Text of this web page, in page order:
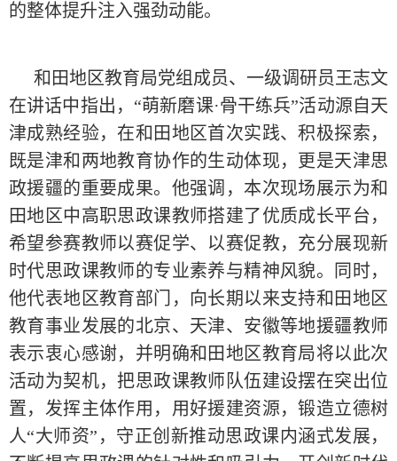
的整体提升注入强劲动能。
和田地区教育局党组成员、一级调研员王志文
在讲话中指出，“萌新磨课·骨干练兵”活动源自天
津成熟经验，在和田地区首次实践、积极探索，
既是津和两地教育协作的生动体现，更是天津思
政援疆的重要成果。他强调，本次现场展示为和
田地区中高职思政课教师搭建了优质成长平台，
希望参赛教师以赛促学、以赛促教，充分展现新
时代思政课教师的专业素养与精神风貌。同时，
他代表地区教育部门，向长期以来支持和田地区
教育事业发展的北京、天津、安徽等地援疆教师
表示衷心感谢，并明确和田地区教育局将以此次
活动为契机，把思政课教师队伍建设摆在突出位
置，发挥主体作用，用好援建资源，锻造立德树
人“大师资”，守正创新推动思政课内涵式发展，